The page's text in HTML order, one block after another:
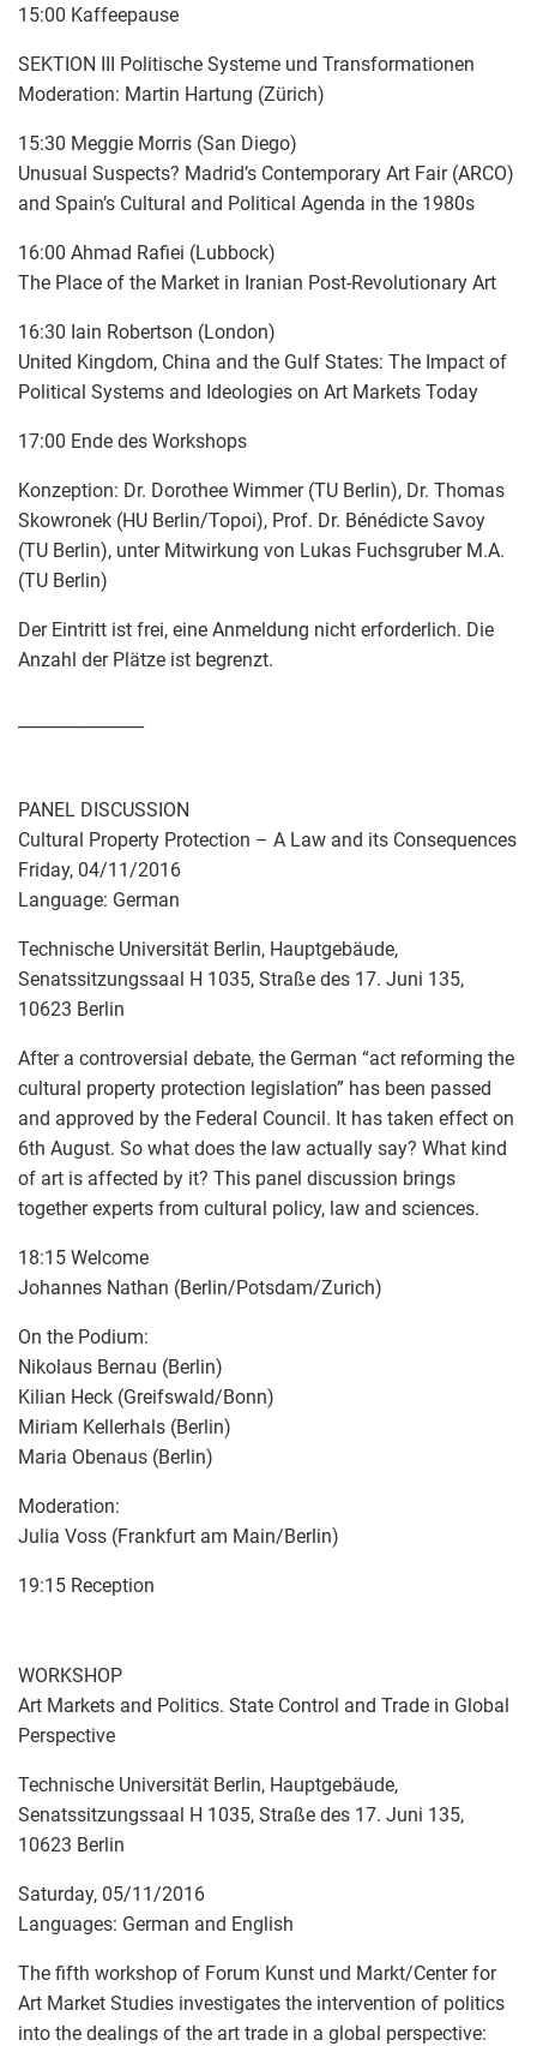
15:00 Kaffeepause
SEKTION III Politische Systeme und Transformationen
Moderation: Martin Hartung (Zürich)
15:30 Meggie Morris (San Diego)
Unusual Suspects? Madrid’s Contemporary Art Fair (ARCO)
and Spain’s Cultural and Political Agenda in the 1980s
16:00 Ahmad Rafiei (Lubbock)
The Place of the Market in Iranian Post-Revolutionary Art
16:30 Iain Robertson (London)
United Kingdom, China and the Gulf States: The Impact of
Political Systems and Ideologies on Art Markets Today
17:00 Ende des Workshops
Konzeption: Dr. Dorothee Wimmer (TU Berlin), Dr. Thomas
Skowronek (HU Berlin/Topoi), Prof. Dr. Bénédicte Savoy
(TU Berlin), unter Mitwirkung von Lukas Fuchsgruber M.A.
(TU Berlin)
Der Eintritt ist frei, eine Anmeldung nicht erforderlich. Die
Anzahl der Plätze ist begrenzt.
PANEL DISCUSSION
Cultural Property Protection – A Law and its Consequences
Friday, 04/11/2016
Language: German
Technische Universität Berlin, Hauptgebäude,
Senatssitzungssaal H 1035, Straße des 17. Juni 135,
10623 Berlin
After a controversial debate, the German “act reforming the
cultural property protection legislation” has been passed
and approved by the Federal Council. It has taken effect on
6th August. So what does the law actually say? What kind
of art is affected by it? This panel discussion brings
together experts from cultural policy, law and sciences.
18:15 Welcome
Johannes Nathan (Berlin/Potsdam/Zurich)
On the Podium:
Nikolaus Bernau (Berlin)
Kilian Heck (Greifswald/Bonn)
Miriam Kellerhals (Berlin)
Maria Obenaus (Berlin)
Moderation:
Julia Voss (Frankfurt am Main/Berlin)
19:15 Reception
WORKSHOP
Art Markets and Politics. State Control and Trade in Global
Perspective
Technische Universität Berlin, Hauptgebäude,
Senatssitzungssaal H 1035, Straße des 17. Juni 135,
10623 Berlin
Saturday, 05/11/2016
Languages: German and English
The fifth workshop of Forum Kunst und Markt/Center for
Art Market Studies investigates the intervention of politics
into the dealings of the art trade in a global perspective: